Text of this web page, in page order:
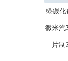
绿碳化
微米汽
片制